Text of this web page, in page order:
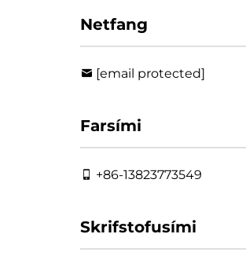
Netfang
[email protected]
Farsími
+86-13823773549
Skrifstofusími